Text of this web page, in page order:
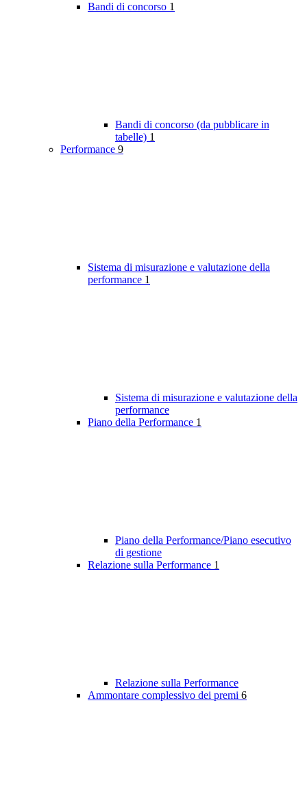
Bandi di concorso 1
Bandi di concorso (da pubblicare in
tabelle) 1
Performance 9
Sistema di misurazione e valutazione della
performance 1
Sistema di misurazione e valutazione della
performance
Piano della Performance 1
Piano della Performance/Piano esecutivo
di gestione
Relazione sulla Performance 1
Relazione sulla Performance
Ammontare complessivo dei premi 6